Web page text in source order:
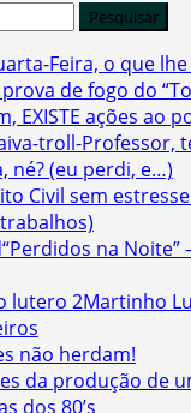
Feira, o que
de fogo do
EXISTE ações ao
-Professor,
né? (eu perdi, e…)
Civil sem
“Perdidos na Noite”
Martinho
não herdam!
da produção de
dos 80’s